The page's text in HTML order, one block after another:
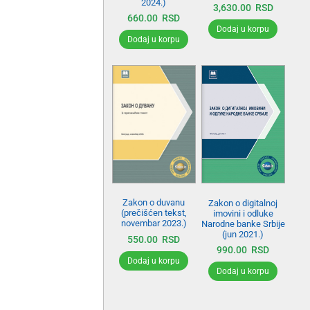
2024.)
660.00 RSD
Dodaj u korpu
3,630.00 RSD
Dodaj u korpu
Zakon o duvanu
(prečišćen tekst,
novembar 2023.)
550.00 RSD
Dodaj u korpu
Zakon o digitalnoj
imovini i odluke
Narodne banke Srbije
(jun 2021.)
990.00 RSD
Dodaj u korpu